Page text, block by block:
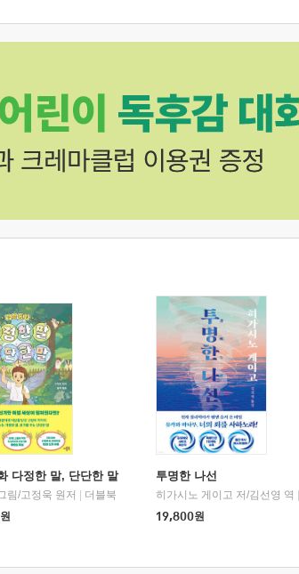
다정한 말, 단단한 말
림/고정욱 원저
더블북
원
투명한 나선
히가시노 게이고 저/김선영 역
19,800원